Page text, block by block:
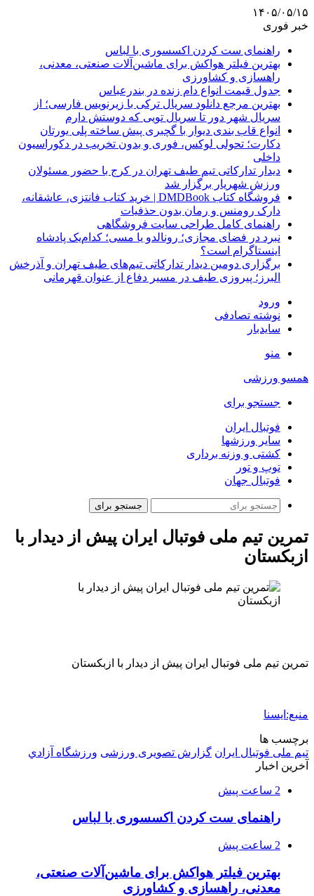
۱۴۰۵/۰۵/۱۵
خبر فوری
راهنمای ست کردن اکسسوری با لباس
بهترین فیلتر هواکش برای ماشین‌آلات صنعتی، معدنی،
راهسازی و کشاورزی
جدول قیمت انواع دام زنده در بندرعباس
بهترین مرجع دانلود سریال ترکی با زیرنویس فارسی؛ از
سریال شهر دور تا سریال تویی که دوستش دارم
انواع قاب بندی دیوار با گچبری پیش ساخته پلی یورتان
دکارت؛ تحولی لوکس، فوری و بدون تخریب در دکوراسیون
داخلی
دیدار تدارکاتی تیم طیف تهران در کرج با حضور مسئولان
ورزش شهریار برگزار شد
فروشگاه کتاب DMDBook | خرید کتاب فانتزی، عاشقانه،
دارک رومنس و رمان بدون حذفیات
راهنمای کامل طراحی سایت فروشگاهی
نبرد در فضای مجازی؛ رونالدو یا مسی؛ کدام‌یک پادشاه
اینستاگرام است؟
برگزاری دومین دیدار تدارکاتی تیم‌های طیف تهران و آذرخش
البرز؛ پیروزی طیف در مسیر دفاع از عنوان قهرمانی
ورود
نوشته تصادفی
سایدبار
منو
همسو ورزشی
جستجو برای
فوتبال ایران
سایر ورزشها
کشتی و وزنه برداری
توپ و تور
فوتبال جهان
جستجو برای
تمرین تیم ملی فوتبال ایران پیش از دیدار با
ازبکستان
تمرین تیم ملی فوتبال ایران پیش از دیدار با ازبکستان
منبع:ایسنا
برچسب ها
تيم ملی فوتبال ايران گزارش تصویری ورزشی ورزشگاه آزادي
آخرین اخبار
2 ساعت پیش
راهنمای ست کردن اکسسوری با لباس
2 ساعت پیش
بهترین فیلتر هواکش برای ماشین‌آلات صنعتی،
معدنی، راهسازی و کشاورزی